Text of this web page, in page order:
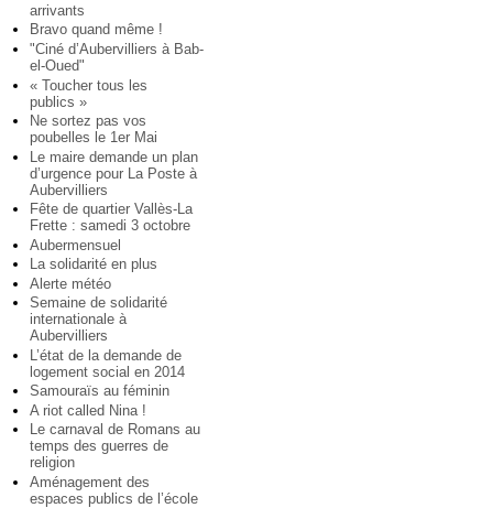
arrivants
Bravo quand même !
"Ciné d’Aubervilliers à Bab-
el-Oued"
« Toucher tous les
publics »
Ne sortez pas vos
poubelles le 1er Mai
Le maire demande un plan
d’urgence pour La Poste à
Aubervilliers
Fête de quartier Vallès-La
Frette : samedi 3 octobre
Aubermensuel
La solidarité en plus
Alerte météo
Semaine de solidarité
internationale à
Aubervilliers
L’état de la demande de
logement social en 2014
Samouraïs au féminin
A riot called Nina !
Le carnaval de Romans au
temps des guerres de
religion
Aménagement des
espaces publics de l’école